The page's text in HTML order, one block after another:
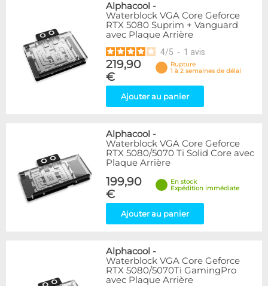
Alphacool -
Waterblock VGA Core Geforce
RTX 5080 Suprim + Vanguard
avec Plaque Arrière
4/5 - 1 avis
219,90
€
Rupture
1 à 2 semaines de délai
Ajouter au panier
Alphacool -
Waterblock VGA Core Geforce
RTX 5080/5070 Ti Solid Core avec
Plaque Arrière
199,90
€
En stock
Expédition immédiate
Ajouter au panier
Alphacool -
Waterblock VGA Core Geforce
RTX 5080/5070Ti GamingPro
avec Plaque Arrière